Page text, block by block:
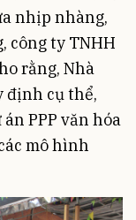
nhịp nhàng,
công ty TNHH
rằng, Nhà
định cụ thể,
PPP văn hóa
mô hình